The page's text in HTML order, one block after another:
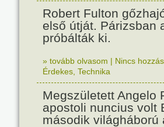
Robert Fulton
első útját. Párizsban
próbálták ki.
» tovább olvasom | Nincs
Érdekes Technika
Megszületett Angelo
apostoli nuncius volt
második világháború